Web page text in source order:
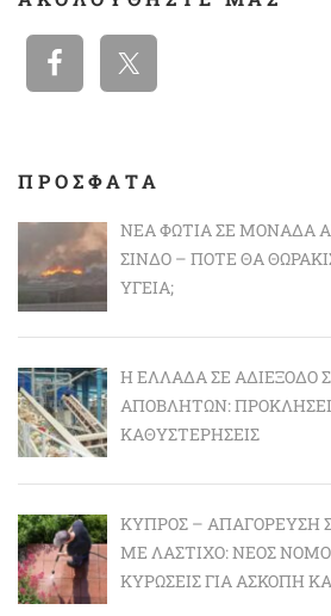
ΠΡΟΣΦΑΤΑ
ΝΈΑ ΦΩΤΙΆ ΣΕ ΜΟΝΆΔΑ
ΣΊΝΔΟ – ΠΌΤΕ ΘΑ
ΥΓΕΊΑ;
Η ΕΛΛΆΔΑ ΣΕ ΑΔΙΈΞΟΔΟ
ΑΠΟΒΛΉΤΩΝ:
ΚΑΘΥΣΤΕΡΉΣΕΙΣ
ΚΎΠΡΟΣ – ΑΠΑΓΌΡΕΥΣΗ
ΜΕ ΛΆΣΤΙΧΟ: ΝΈΟΣ
ΚΥΡΏΣΕΙΣ ΓΙΑ ΆΣΚΟΠΗ